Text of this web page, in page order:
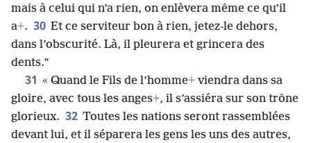
mais à celui qui n’a rien, on enlèvera même ce qu’il
a+. 30 Et ce serviteur bon à rien, jetez-le dehors,
dans l’obscurité. Là, il pleurera et grincera des
dents.”
31 « Quand le Fils de l’homme+ viendra dans sa
gloire, avec tous les anges+, il s’assiéra sur son trône
glorieux. 32 Toutes les nations seront rassemblées
devant lui, et il séparera les gens les uns des autres,